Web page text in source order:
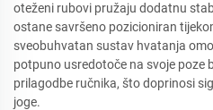
oteženi rubovi pružaju dodatnu
ostane savršeno pozicioniran
sveobuhvatan sustav hvatanja
potpuno usredotoče na svoje poze
prilagodbe ručnika, što doprinosi
joge.